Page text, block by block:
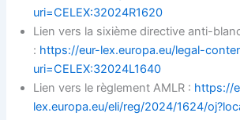
uri=CELEX:32024R1620
Lien vers la sixième directive anti-
: https://eur-lex.europa.eu/legal-
uri=CELEX:32024L1640
Lien vers le règlement AMLR : https://
lex.europa.eu/eli/reg/2024/1624/